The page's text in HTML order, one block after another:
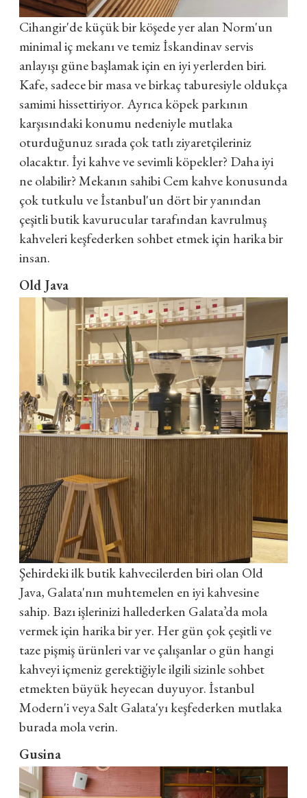
Cihangir'de küçük bir köşede yer alan Norm'un
minimal iç mekanı ve temiz İskandinav servis
anlayışı güne başlamak için en iyi yerlerden biri.
Kafe, sadece bir masa ve birkaç taburesiyle oldukça
samimi hissettiriyor. Ayrıca köpek parkının
karşısındaki konumu nedeniyle mutlaka
oturduğunuz sırada çok tatlı ziyaretçileriniz
olacaktır. İyi kahve ve sevimli köpekler? Daha iyi
ne olabilir? Mekanın sahibi Cem kahve konusunda
çok tutkulu ve İstanbul'un dört bir yanından
çeşitli butik kavurucular tarafından kavrulmuş
kahveleri keşfederken sohbet etmek için harika bir
insan.
Old Java
Şehirdeki ilk butik kahvecilerden biri olan Old
Java, Galata'nın muhtemelen en iyi kahvesine
sahip. Bazı işlerinizi hallederken Galata’da mola
vermek için harika bir yer. Her gün çok çeşitli ve
taze pişmiş ürünleri var ve çalışanlar o gün hangi
kahveyi içmeniz gerektiğiyle ilgili sizinle sohbet
etmekten büyük heyecan duyuyor. İstanbul
Modern'i veya Salt Galata'yı keşfederken mutlaka
burada mola verin.
Gusina